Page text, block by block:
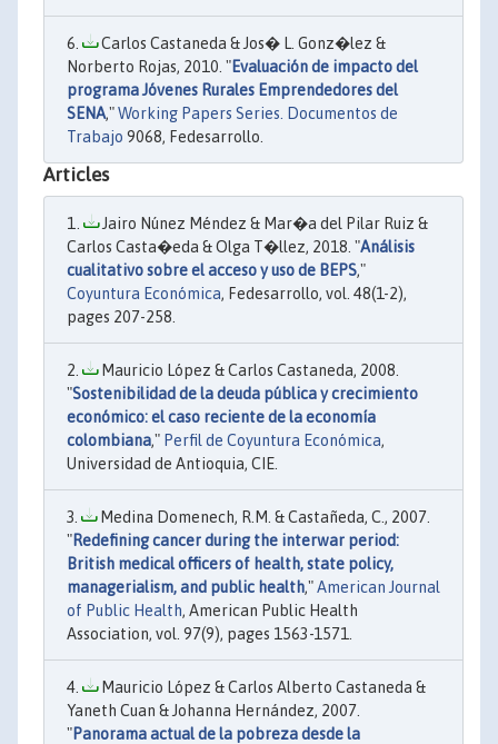
Carlos Castaneda & Jos� L. Gonz�lez &
Norberto Rojas, 2010. "Evaluación de impacto del
programa Jóvenes Rurales Emprendedores del
SENA,"Working Papers Series. Documentos de
Trabajo 9068, Fedesarrollo.
Articles
Jairo Núnez Méndez & Mar�a del Pilar Ruiz &
Carlos Casta�eda & Olga T�llez, 2018. "Análisis
cualitativo sobre el acceso y uso de BEPS,"
Coyuntura Económica, Fedesarrollo, vol. 48(1-2),
pages 207-258.
Mauricio López & Carlos Castaneda, 2008.
"Sostenibilidad de la deuda pública y crecimiento
económico: el caso reciente de la economía
colombiana," Perfil de Coyuntura Económica,
Universidad de Antioquia, CIE.
Medina Domenech, R.M. & Castañeda, C., 2007.
"Redefining cancer during the interwar period:
British medical officers of health, state policy,
managerialism, and public health,"American Journal
of Public Health, American Public Health
Association, vol. 97(9), pages 1563-1571.
Mauricio López & Carlos Alberto Castaneda &
Yaneth Cuan & Johanna Hernández, 2007.
"Panorama actual de la pobreza desde la